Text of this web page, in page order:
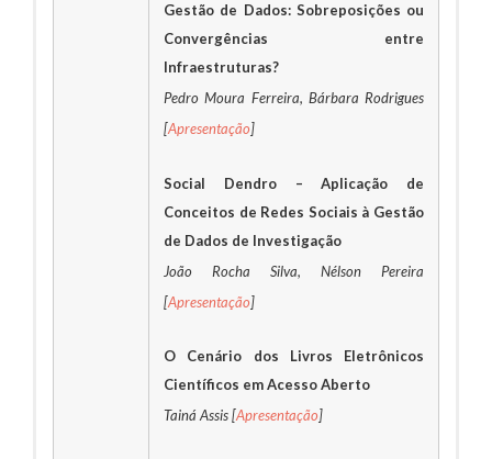
Gestão de Dados: Sobreposições ou
Convergências entre
Infraestruturas?
Pedro Moura Ferreira, Bárbara Rodrigues
[Apresentação]
Social Dendro – Aplicação de
Conceitos de Redes Sociais à Gestão
de Dados de Investigação
João Rocha Silva, Nélson Pereira
[Apresentação]
O Cenário dos Livros Eletrônicos
Científicos em Acesso Aberto
Tainá Assis [Apresentação]